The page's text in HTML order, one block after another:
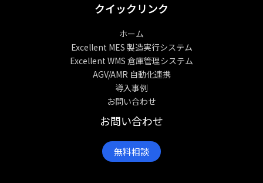
クイックリンク
ホーム
Excellent MES 製造実行システム
Excellent WMS 倉庫管理システム
AGV/AMR 自動化連携
導入事例
お問い合わせ
お問い合わせ
無料相談